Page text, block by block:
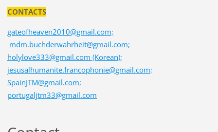
CONTACTS
gateofheaven2010@gmail.com;
mdm.buchderwahrheit@gmail.com;
holylove333@gmail.com (Korean);
jesusalhumanite.francophonie@gmail.com;
SpainJTM@gmail.com;
portugaljtm33@gmail.com